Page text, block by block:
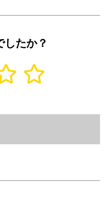
したか？